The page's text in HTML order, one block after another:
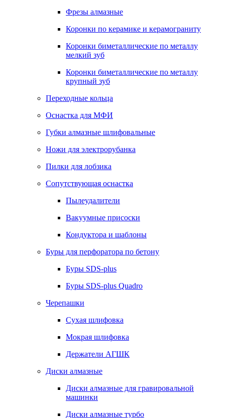
Фрезы алмазные
Коронки по керамике и керамограниту
Коронки биметаллические по металлу
мелкий зуб
Коронки биметаллические по металлу
крупный зуб
Переходные кольца
Оснастка для МФИ
Губки алмазные шлифовальные
Ножи для электрорубанка
Пилки для лобзика
Сопутствующая оснастка
Пылеудалители
Вакуумные присоски
Кондуктора и шаблоны
Буры для перфоратора по бетону
Буры SDS-plus
Буры SDS-plus Quadro
Черепашки
Сухая шлифовка
Мокрая шлифовка
Держатели АГШК
Диски алмазные
Диски алмазные для гравировальной
машинки
Диски алмазные турбо